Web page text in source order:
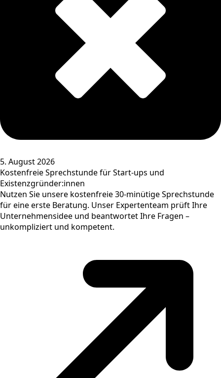
5. August 2026
Kostenfreie Sprechstunde für Start-ups und
Existenzgründer:innen
Nutzen Sie unsere kostenfreie 30-minütige Sprechstunde
für eine erste Beratung. Unser Expertenteam prüft Ihre
Unternehmensidee und beantwortet Ihre Fragen –
unkompliziert und kompetent.